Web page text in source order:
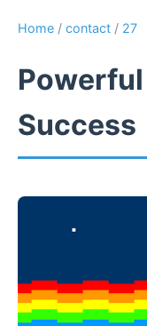
Home / contact / 27
Success